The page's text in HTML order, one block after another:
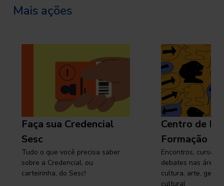
Mais ações
Faça sua Credencial
Sesc
Tudo o que você precisa saber
sobre a Credencial, ou
carteirinha, do Sesc!
Centro de
Formação
Encontros, cursos,
debates nas áreas
cultura, arte,
cultural